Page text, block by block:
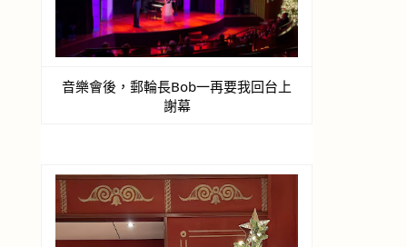
音樂會後，郵輪長Bob一再要我回台上
謝幕